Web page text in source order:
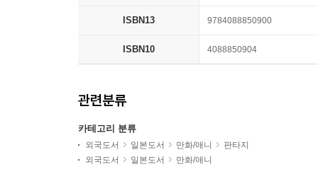
ISBN13 9784088850900
ISBN10 4088850904
관련분류
카테고리 분류
외국도서 일본도서 만화/애니
판타지
외국도서
일본도서 만화/애니